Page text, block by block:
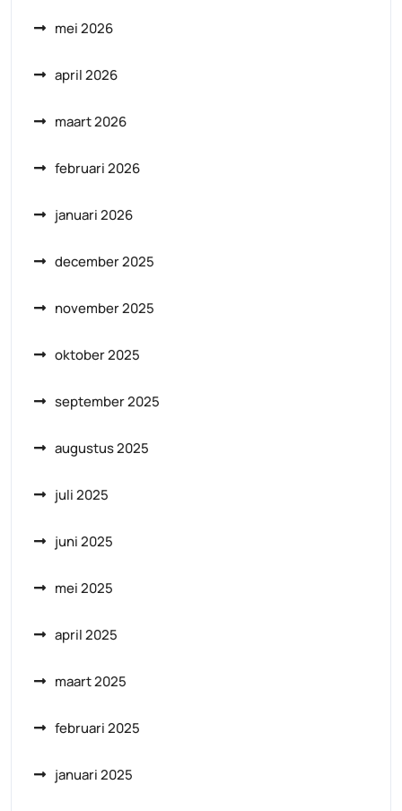
mei 2026
april 2026
maart 2026
februari 2026
januari 2026
december 2025
november 2025
oktober 2025
september 2025
augustus 2025
juli 2025
juni 2025
mei 2025
april 2025
maart 2025
februari 2025
januari 2025